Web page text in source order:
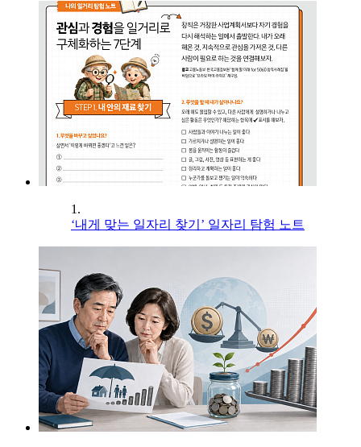
1.
‘내게 맞는 일자리 찾기’ 일자리 탐험 노트